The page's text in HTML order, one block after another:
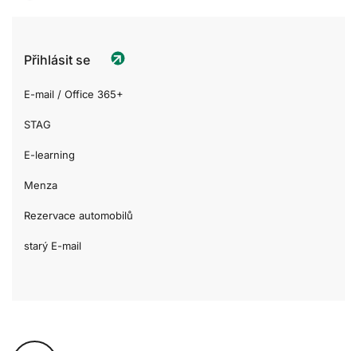
Přihlásit se
E-mail / Office 365+
STAG
E-learning
Menza
Rezervace automobilů
starý E-mail